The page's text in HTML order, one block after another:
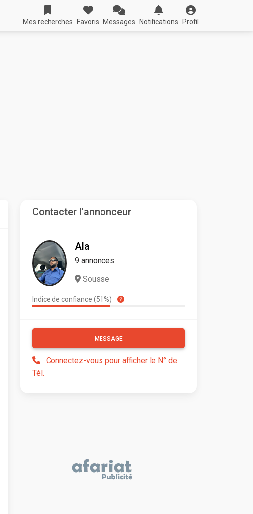
Mes recherches Favoris Messages Notifications Profil
Contacter l'annonceur
Ala
9 annonces
Sousse
Indice de confiance (51%)
MESSAGE
Connectez-vous pour afficher le N° de
Tél.